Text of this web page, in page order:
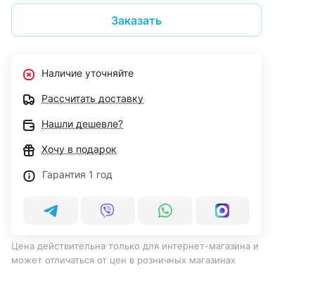
Заказать
Наличие уточняйте
Рассчитать доставку
Нашли дешевле?
Хочу в подарок
Гарантия 1 год
Цена действительна только для интернет-магазина и
может отличаться от цен в розничных магазинах